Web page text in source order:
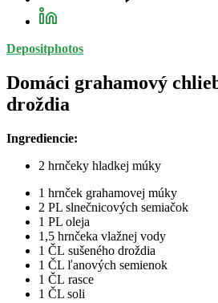
Depositphotos
Domáci grahamový
droždia
Ingrediencie:
2 hrnčeky hladkej múky
1 hrnček grahamovej múky
2 PL slnečnicových semiačok
1 PL oleja
1,5 hrnčeka vlažnej vody
1 ČL sušeného droždia
1 ČL ľanových semienok
1 ČL rasce
1 ČL soli